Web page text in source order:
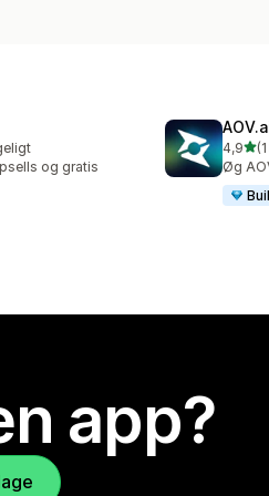
og gratis
4,9ud
135
Øg
app?